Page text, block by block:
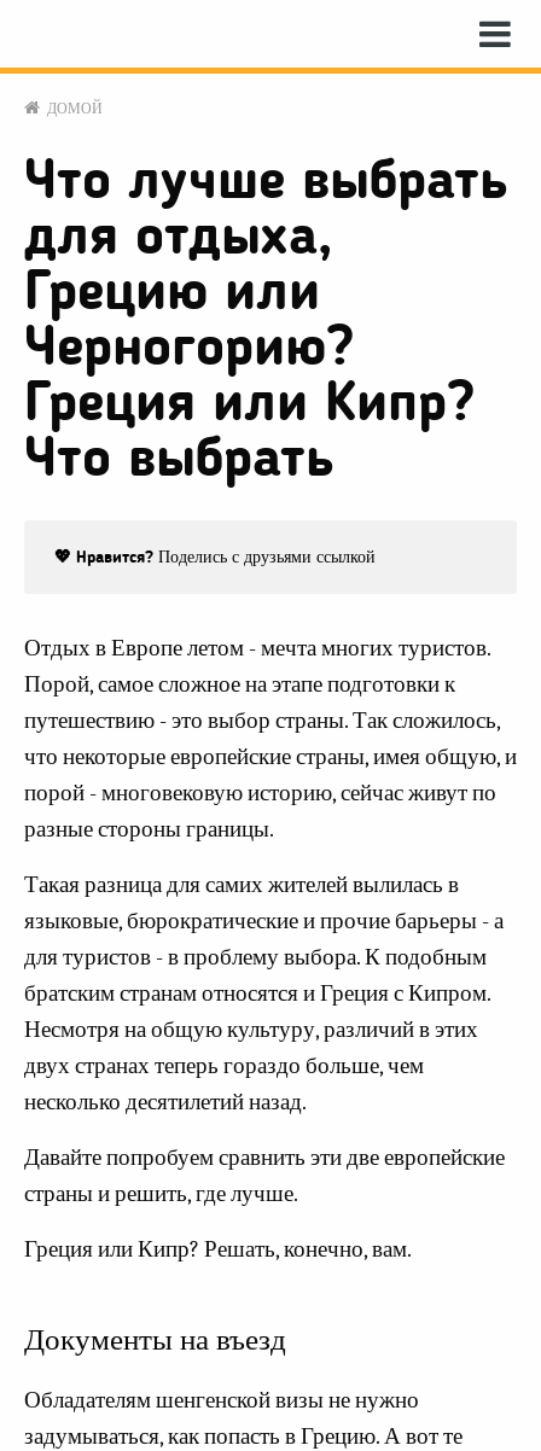
ДОМОЙ
Что лучше выбрать
для отдыха,
Грецию или
Черногорию?
Греция или Кипр?
Что выбрать
💖 Нравится? Поделись с друзьями ссылкой
Отдых в Европе летом - мечта многих туристов.
Порой, самое сложное на этапе подготовки к
путешествию - это выбор страны. Так сложилось,
что некоторые европейские страны, имея общую, и
порой - многовековую историю, сейчас живут по
разные стороны границы.
Такая разница для самих жителей вылилась в
языковые, бюрократические и прочие барьеры - а
для туристов - в проблему выбора. К подобным
братским странам относятся и Греция с Кипром.
Несмотря на общую культуру, различий в этих
двух странах теперь гораздо больше, чем
несколько десятилетий назад.
Давайте попробуем сравнить эти две европейские
страны и решить, где лучше.
Греция или Кипр? Решать, конечно, вам.
Документы на въезд
Обладателям шенгенской визы не нужно
задумываться, как попасть в Грецию. А вот те